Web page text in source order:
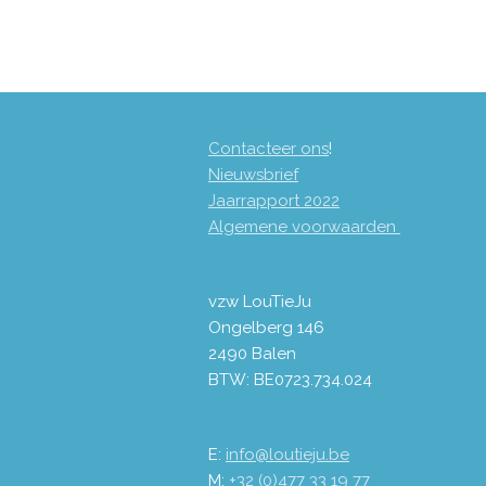
Contacteer ons!
Nieuwsbrief
Jaarrapport 2022
Algemene voorwaarden
vzw LouTieJu
Ongelberg 146
2490 Balen
BTW: BE0723.734.024
E: info@loutieju.be
M: +32 (0)477 33 19 77